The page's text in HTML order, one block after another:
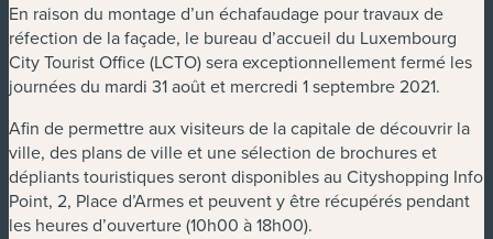
En raison du montage d’un échafaudage pour travaux de
réfection de la façade, le bureau d’accueil du Luxembourg
City Tourist Office (LCTO) sera exceptionnellement fermé les
journées du mardi 31 août et mercredi 1 septembre 2021.
Afin de permettre aux visiteurs de la capitale de découvrir la
ville, des plans de ville et une sélection de brochures et
dépliants touristiques seront disponibles au Cityshopping Info
Point, 2, Place d’Armes et peuvent y être récupérés pendant
les heures d’ouverture (10h00 à 18h00).